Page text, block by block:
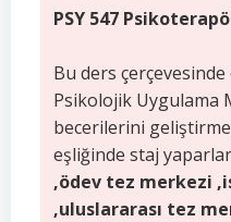
PSY 547
Bu ders
Psikolojik Uygulama
becerilerini
eşliğinde staj
,ödev tez merkezi
,uluslararası tez